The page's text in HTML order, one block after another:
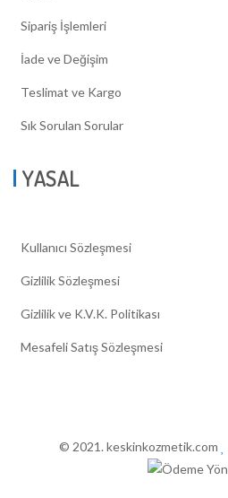
Sipariş İşlemleri
İade ve Değişim
Teslimat ve Kargo
Sık Sorulan Sorular
YASAL
Kullanıcı Sözleşmesi
Gizlilik Sözleşmesi
Gizlilik ve K.V.K. Politikası
Mesafeli Satış Sözleşmesi
© 2021. keskinkozmetik.com